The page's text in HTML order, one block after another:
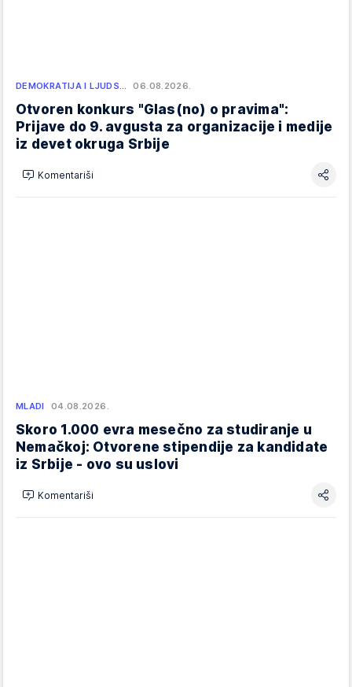
DEMOKRATIJA I LJUDS… 06.08.2026.
Otvoren konkurs "Glas(no) o pravima":
Prijave do 9. avgusta za organizacije i medije
iz devet okruga Srbije
Komentariši
MLADI 04.08.2026.
Skoro 1.000 evra mesečno za studiranje u
Nemačkoj: Otvorene stipendije za kandidate
iz Srbije - ovo su uslovi
Komentariši